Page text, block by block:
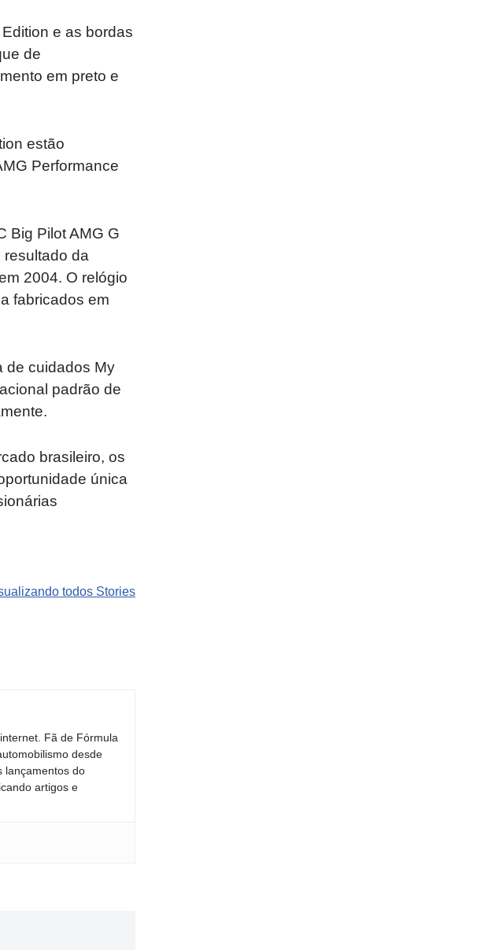
e as bordas
de
em preto e
estão
Performance
Big Pilot AMG G
da
2004. O relógio
fabricados em
de cuidados My
padrão de
brasileiro, os
única
todos Stories
marcas
Fã de Fórmula
desde
lançamentos do
artigos e